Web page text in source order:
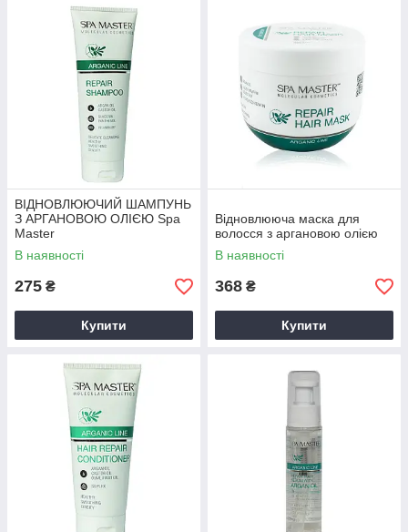
ВІДНОВЛЮЮЧИЙ ШАМПУНЬ
З АРГАНОВОЮ ОЛІЄЮ Spa
Master
В наявності
275 ₴
Купити
Відновлююча маска для
волосся з аргановою олією
В наявності
368 ₴
Купити